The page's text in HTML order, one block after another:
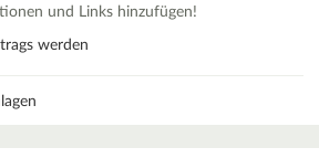
und Links hinzufügen!
werden